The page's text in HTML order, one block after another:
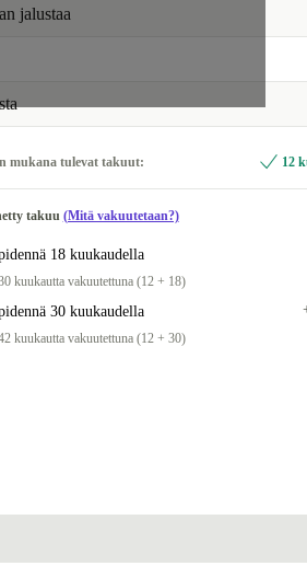
jalustaa
mukana tulevat takuut: 12
takuu (Mitä vakuutetaan?)
18 kuukaudella
kuukautta vakuutettuna (12 + 18)
30 kuukaudella
kuukautta vakuutettuna (12 + 30)